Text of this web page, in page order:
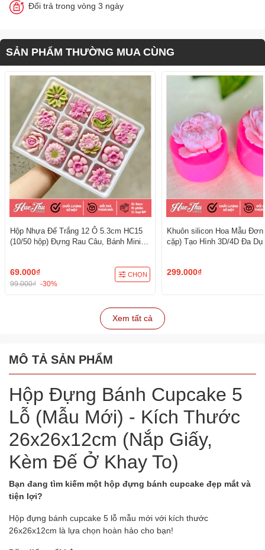
Đổi trả trong vòng 3 ngày
SẢN PHẨM THƯỜNG MUA CÙNG
Hộp Nhựa Đế Trắng 12 Ô 5.3cm HC15
(10/50 hộp) Đựng Rau Câu, Bánh Mini,
69.000₫
99.000₫ -30%
CHỌN
Khuôn silicon Hoa Mẫu Đơn
cặp) Tạo Hình 3D/4D Đa
299.000₫
Xem tất cả
MÔ TẢ SẢN PHẨM
Hộp Đựng Bánh Cupcake 5
Lỗ (Mẫu Mới) - Kích Thước
26x26x12cm (Nắp Giấy,
Kèm Đế Ở Khay To)
Bạn đang tìm kiếm một hộp đựng bánh cupcake đẹp mắt và
tiện lợi?
Hộp đựng bánh cupcake 5 lỗ mẫu mới với kích thước
26x26x12cm là lựa chọn hoàn hảo cho bạn!